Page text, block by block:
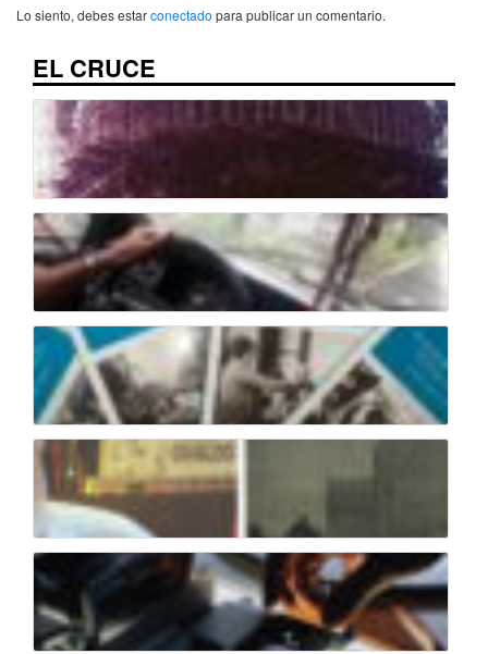
Lo siento, debes estarconectado para publicar un comentario.
EL CRUCE